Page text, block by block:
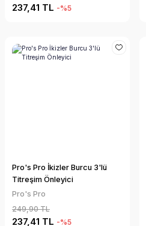
237,41 TL -%5
Pro's Pro İkizler Burcu 3'lü
Titreşim Önleyici
Pro's Pro
249,90 TL
237,41 TL -%5